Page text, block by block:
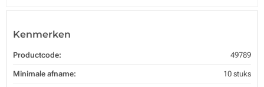
Kenmerken
Productcode: 49789
Minimale afname: 10 stuks